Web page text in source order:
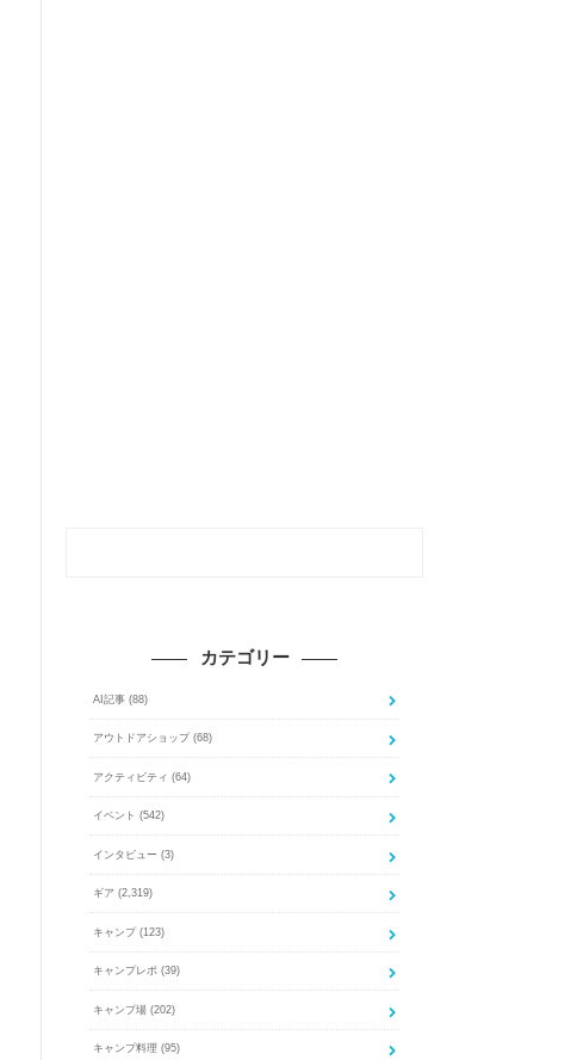
カテゴリー
AI記事 (88)
アウトドアショップ (68)
アクティビティ (64)
イベント (542)
インタビュー (3)
ギア (2,319)
キャンプ (123)
キャンプレポ (39)
キャンプ場 (202)
キャンプ料理 (95)